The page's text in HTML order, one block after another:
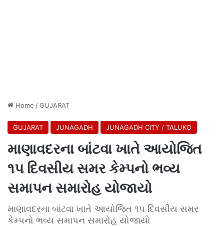
Home /GUJARAT
GUJARAT JUNAGADH JUNAGADH CITY / TALUKO
માણાવદરના બાંટવા ખાતે આયોજિત
૧૫ દિવસીય સમર કેમ્પનો ભવ્ય
સમાપન સમારોહ યોજાયો
માણાવદરના બાંટવા ખાતે આયોજિત ૧૫ દિવસીય સમર
કેમ્પનો ભવ્ય સમાપન સમારોહ યોજાયો